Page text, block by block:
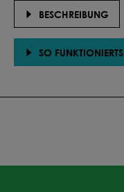
BESCHREIBUNG
SO FUNKTIONIERTS